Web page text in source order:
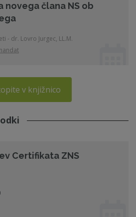
novega člana NS ob
- dr. Lovro Jurgec, LL.M.
v knjižnico
Certifikata ZNS